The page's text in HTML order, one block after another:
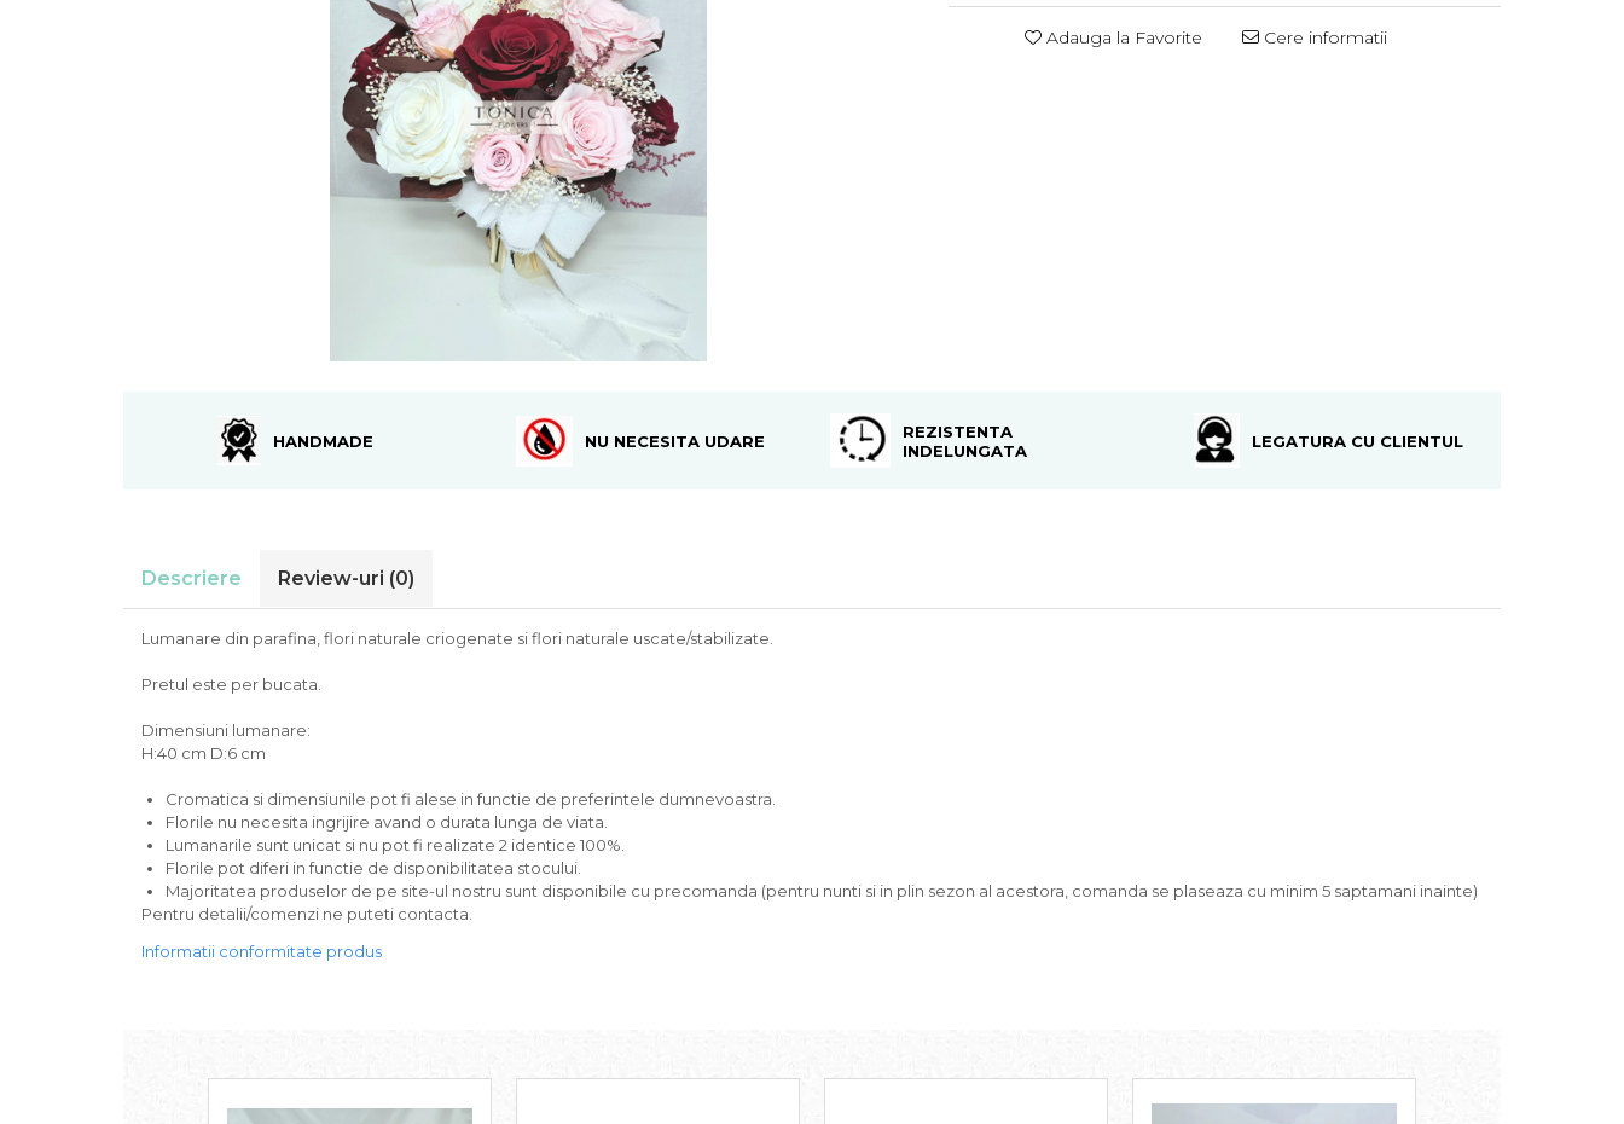
Adauga la Favorite Cere informatii
HANDMADE NU NECESITA UDARE
REZISTENTA
INDELUNGATA
LEGATURA CU CLIENTUL
Descriere Review-uri (0)
Lumanare din parafina, flori naturale criogenate si flori naturale uscate/stabilizate.
Pretul este per bucata.
Dimensiuni lumanare:
H:40 cm D:6 cm
Cromatica si dimensiunile pot fi alese in functie de preferintele dumnevoastra.
Florile nu necesita ingrijire avand o durata lunga de viata.
Lumanarile sunt unicat si nu pot fi realizate 2 identice 100%.
Florile pot diferi in functie de disponibilitatea stocului.
Majoritatea produselor de pe site-ul nostru sunt disponibile cu precomanda (pentru nunti si in plin sezon al acestora, comanda se plaseaza cu minim 5 saptamani inainte)
Pentru detalii/comenzi ne puteti contacta.
Informatii conformitate produs